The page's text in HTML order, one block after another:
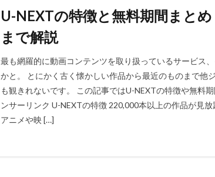
U-NEXTの特徴と無料期間まと
まで解説
最も網羅的に動画コンテンツを取り扱っているサービス
かと。 とにかく古く懐かしい作品から最近のものまで他
も観きれないです。 この記事ではU-NEXTの特徴や無料
ンサーリンク U-NEXTの特徴 220,000本以上の作品が見
アニメや映 […]